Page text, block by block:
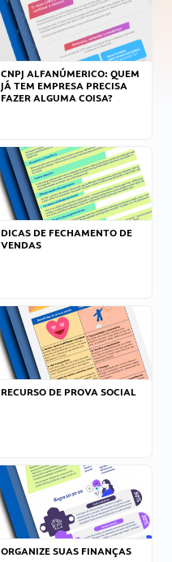
CNPJ ALFANÚMERICO: QUEM
JÁ TEM EMPRESA PRECISA
FAZER ALGUMA COISA?
DICAS DE FECHAMENTO DE
VENDAS
RECURSO DE PROVA SOCIAL
ORGANIZE SUAS FINANÇAS